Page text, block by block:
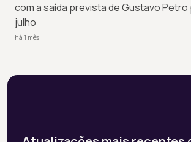
com a saída prevista de Gustavo Petro
julho
há 1 mês